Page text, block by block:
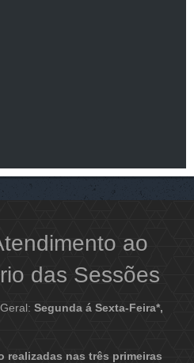
ao
das Sessões
Segunda á Sexta-Feira*,
realizadas nas três primeiras